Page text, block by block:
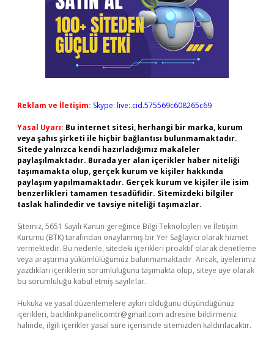
Reklam ve İletişim: Skype: live:.cid.575569c608265c69
Yasal Uyarı: Bu internet sitesi, herhangi bir marka, kurum
veya şahıs şirketi ile hiçbir bağlantısı bulunmamaktadır.
Sitede yalnızca kendi hazırladığımız makaleler
paylaşılmaktadır. Burada yer alan içerikler haber niteliği
taşımamakta olup, gerçek kurum ve kişiler hakkında
paylaşım yapılmamaktadır. Gerçek kurum ve kişiler ile isim
benzerlikleri tamamen tesadüfidir. Sitemizdeki bilgiler
taslak halindedir ve tavsiye niteliği taşımazlar.
Sitemiz, 5651 Sayılı Kanun gereğince Bilgi Teknolojileri ve İletişim
Kurumu (BTK) tarafından onaylanmış bir Yer Sağlayıcı olarak hizmet
vermektedir. Bu nedenle, sitedeki içerikleri proaktif olarak denetleme
veya araştırma yükümlülüğümüz bulunmamaktadır. Ancak, üyelerimiz
yazdıkları içeriklerin sorumluluğunu taşımakta olup, siteye üye olarak
bu sorumluluğu kabul etmiş sayılırlar.
Hukuka ve yasal düzenlemelere aykırı olduğunu düşündüğünüz
içerikleri, backlinkpanelicomtr@gmail.com adresine bildirmeniz
halinde, ilgili içerikler yasal süre içerisinde sitemizden kaldırılacaktır.